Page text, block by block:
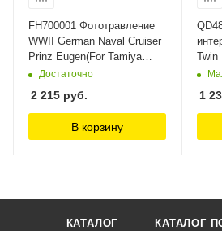
FH700001 Фототравление
WWII German Naval Cruiser
Prinz Eugen(For Tamiya
31805) FlyHawk
Достаточно
2 215 руб.
В корзину
Twin
1
КАТАЛОГ КАТАЛОГ